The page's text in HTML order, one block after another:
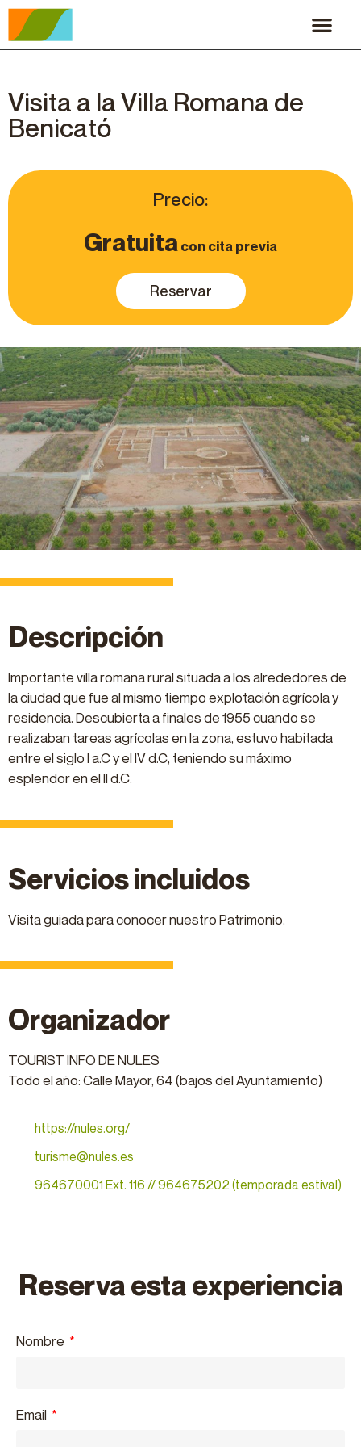
Descripción
Importante villa romana rural situada a los alrededores de
la ciudad que fue al mismo tiempo explotación agrícola y
residencia. Descubierta a finales de 1955 cuando se
realizaban tareas agrícolas en la zona, estuvo habitada
entre el siglo I a.C y el IV d.C, teniendo su máximo
esplendor en el II d.C.
Servicios incluidos
Visita guiada para conocer nuestro Patrimonio.
Organizador
TOURIST INFO DE NULES
Todo el año: Calle Mayor, 64 (bajos del Ayuntamiento)
https://nules.org/
turisme@nules.es
964670001 Ext. 116 // 964675202 (temporada estival)
Visita a la Villa Romana de
Benicató
Precio:
Gratuita con cita previa
Reservar
Reserva esta experiencia
Nombre
Email